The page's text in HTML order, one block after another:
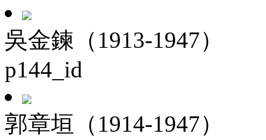
吳金鍊（1913-1947）
p144_id
郭章垣（1914-1947）